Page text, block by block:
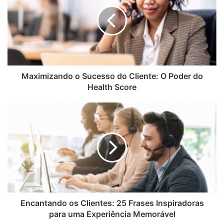
Quadrant Knowledge Solutions. “A análise de CX da NICE
fornece uma investigação profunda dos dados do Contact
Center integrados em toda a plataforma de nuvem para
que as empresas possam tomar decisões conscientes e
manter a relevância, permanecer à frente da curva e
preparar o caminho para o sucesso”, acrescentou Ganesh.
“Este reconhecimento ressalta a profundidade da
experiência da NICE em Analytics, aprimorada ao longo de
20 anos e dominada pela análise de bilhões de interações”,
disse Barry Cooper, presidente da Divisão CX da NICE.
“Estamos muito satisfeitos em ver este relatório SPARK
Matrix reconhecer nossa rica experiência e inovação
incansável, aproveitando dados e IA para oferecer uma
experiência excepcional ao cliente.”
“Nossas soluções de Inteligência Artificial específicas para
Maximizando o Sucesso do Cliente: O Poder do
Health Score
Encantando os Clientes: 25 Frases Inspiradoras
para uma Experiência Memorável